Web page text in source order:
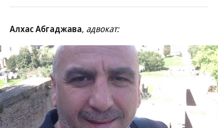
Алхас Абгаджава, адвокат: